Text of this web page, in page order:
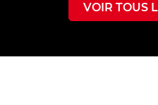
VOIR TOUS